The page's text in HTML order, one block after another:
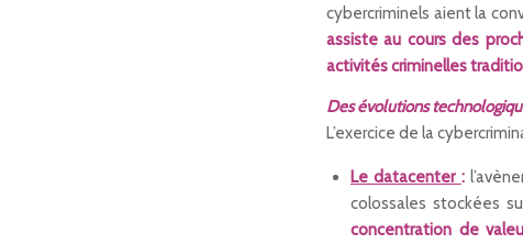
cybercriminels aient la
assiste au cours des
activités criminelles
Des évolutions
L’exercice de la
Le datacenter :
colossales stockées
concentration de